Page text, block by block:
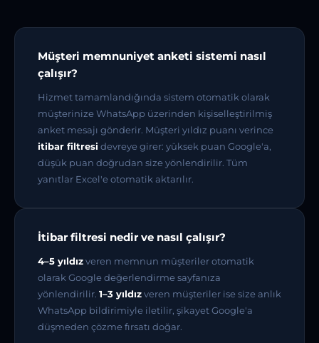
Müşteri memnuniyet anketi sistemi nasıl
çalışır?
Hizmet tamamlandığında sistem otomatik olarak
müşterinize WhatsApp üzerinden kişiselleştirilmiş
anket mesajı gönderir. Müşteri yıldız puanı verince
itibar filtresi devreye girer: yüksek puan Google'a,
düşük puan doğrudan size yönlendirilir. Tüm
yanıtlar Excel'e otomatik aktarılır.
İtibar filtresi nedir ve nasıl çalışır?
4–5 yıldızveren memnun müşteriler otomatik
olarak Google değerlendirme sayfanıza
yönlendirilir. 1–3 yıldızveren müşteriler ise size anlık
WhatsApp bildirimiyle iletilir, şikayet Google'a
düşmeden çözme fırsatı doğar.